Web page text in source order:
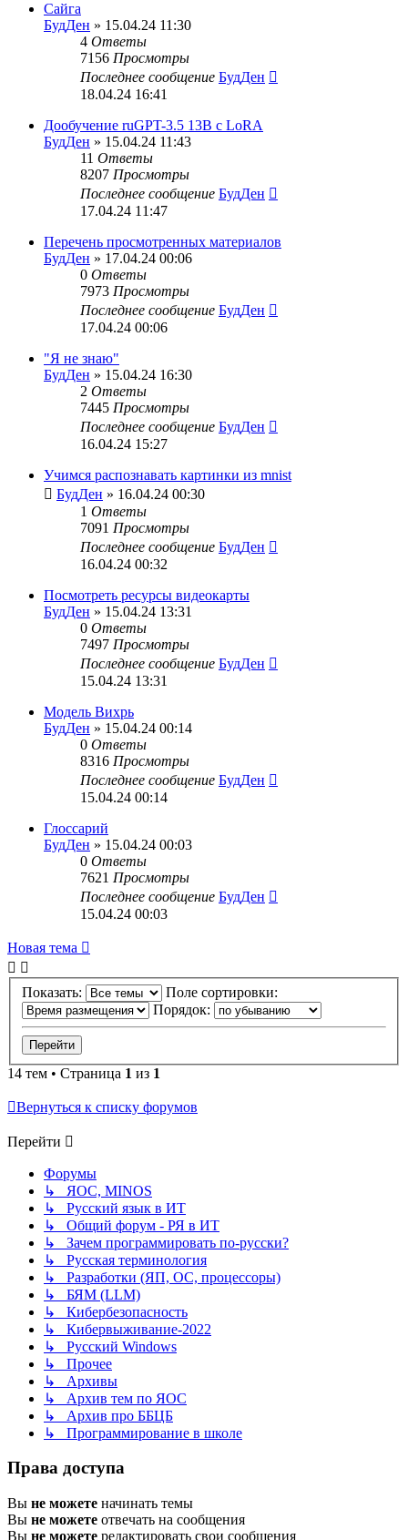
Сайга
БудДен » 15.04.24 11:30
4 Ответы
7156 Просмотры
Последнее сообщение БудДен
18.04.24 16:41
Дообучение ruGPT-3.5 13B с LoRA
БудДен » 15.04.24 11:43
11 Ответы
8207 Просмотры
Последнее сообщение БудДен
17.04.24 11:47
Перечень просмотренных материалов
БудДен » 17.04.24 00:06
0 Ответы
7973 Просмотры
Последнее сообщение БудДен
17.04.24 00:06
"Я не знаю"
БудДен » 15.04.24 16:30
2 Ответы
7445 Просмотры
Последнее сообщение БудДен
16.04.24 15:27
Учимся распознавать картинки из mnist
БудДен » 16.04.24 00:30
1 Ответы
7091 Просмотры
Последнее сообщение БудДен
16.04.24 00:32
Посмотреть ресурсы видеокарты
БудДен » 15.04.24 13:31
0 Ответы
7497 Просмотры
Последнее сообщение БудДен
15.04.24 13:31
Модель Вихрь
БудДен » 15.04.24 00:14
0 Ответы
8316 Просмотры
Последнее сообщение БудДен
15.04.24 00:14
Глоссарий
БудДен » 15.04.24 00:03
0 Ответы
7621 Просмотры
Последнее сообщение БудДен
15.04.24 00:03
Новая тема
Показать:
Поле сортировки:
Порядок:
14 тем • Страница 1 из 1
Вернуться к списку форумов
Перейти
Форумы
↳ ЯОС, MINOS
↳ Русский язык в ИТ
↳ Общий форум - РЯ в ИТ
↳ Зачем программировать по-русски?
↳ Русская терминология
↳ Разработки (ЯП, ОС, процессоры)
↳ БЯМ (LLM)
↳ Кибербезопасность
↳ Кибервыживание-2022
↳ Русский Windows
↳ Прочее
↳ Архивы
↳ Архив тем по ЯОС
↳ Архив про ББЦБ
↳ Программирование в школе
Права доступа
Вы не можете начинать темы
Вы не можете отвечать на сообщения
Вы не можете редактировать свои сообщения